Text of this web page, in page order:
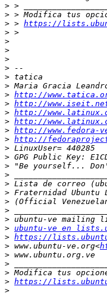
>
>
> > https://
>
>
>
>
>
>
>
> http://
> http://
> http://
> http://
> http://www.fedora-
> http://
>
>
>
>
>
>
>
>
>
> ubuntu-ve en
> https://
> www.ubuntu-ve.org<
>
>
>
> https://
>